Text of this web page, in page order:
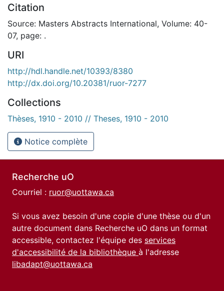
Citation
Source: Masters Abstracts International, Volume: 40-
07, page: .
URI
http://hdl.handle.net/10393/8380
http://dx.doi.org/10.20381/ruor-7277
Collections
Thèses, 1910 - 2010 // Theses, 1910 - 2010
Notice complète
Recherche uO
Courriel : ruor@uottawa.ca
Si vous avez besoin d'une copie d'une thèse ou d'un
autre document dans Recherche uO dans un format
accessible, contactez l'équipe des services
d'accessibilité de la bibliothèque à l'adresse
libadapt@uottawa.ca